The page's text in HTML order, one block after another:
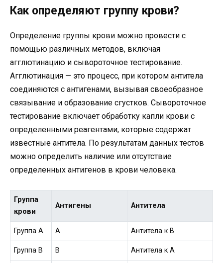
Как определяют группу крови?
Определение группы крови можно провести с
помощью различных методов, включая
агглютинацию и сывороточное тестирование.
Агглютинация — это процесс, при котором антитела
соединяются с антигенами, вызывая своеобразное
связывание и образование сгустков. Сывороточное
тестирование включает обработку капли крови с
определенными реагентами, которые содержат
известные антитела. По результатам данных тестов
можно определить наличие или отсутствие
определенных антигенов в крови человека.
Группа
крови
Антигены Антитела
Группа A A Антитела к B
Группа B B Антитела к A